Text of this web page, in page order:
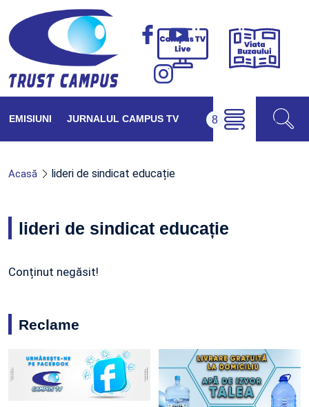
Campus
Viața
EMISIUNI JURNALUL CAMPUS TV
Acasă lideri de sindicat educație
lideri de sindicat educație
Conținut negăsit!
Reclame